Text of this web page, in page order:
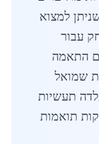
למצוא
עבור
התאמה
שמואל
תעשיות
תואמות